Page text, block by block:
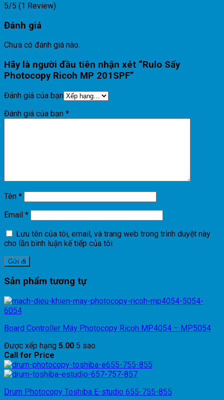
5/5 (1 Review)
Đánh giá
Chưa có đánh giá nào.
Hãy là người đầu tiên nhận xét “Rulo Sấy
Photocopy Ricoh MP 201SPF”
Đánh giá của bạn
Đánh giá của bạn *
Tên *
Email *
Lưu tên của tôi, email, và trang web trong trình duyệt này
cho lần bình luận kế tiếp của tôi.
Sản phẩm tương tự
Board Controller Máy Photocopy Ricoh MP4054 – MP5054
Được xếp hạng 5.00 5 sao
Call for Price
Drum Photocopy Toshiba E-studio 655-755-855